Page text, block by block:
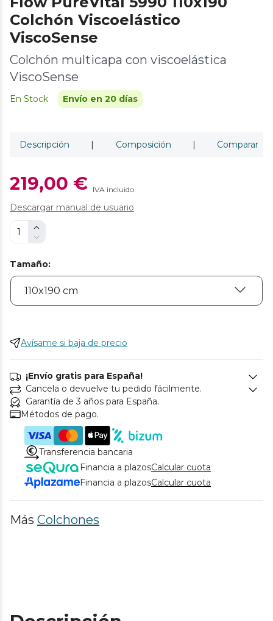
Colchón Viscoelástico
ViscoSense
Colchón multicapa con viscoelástica
ViscoSense
En Stock Envío en 20 días
Descripción | Composición | Comparar
219,00 € IVA incluido
Descargar manual de usuario
Tamaño:
Avísame si baja de precio
¡Envío gratis para España!
Cancela o devuelve tu pedido fácilmente.
Garantía de 3 años para España.
Métodos de pago.
Transferencia bancaria
Financia a plazosCalcular cuota
Financia a plazosCalcular cuota
Más Colchones